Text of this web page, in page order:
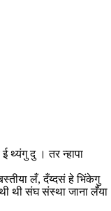
थ्यंगु दु । तर न्हापा
लँ, दँय्दसं हे भिंकेगु
थी संघ संस्था जाना लँया